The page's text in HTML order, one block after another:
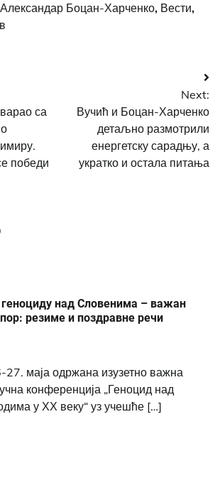
Александар Боцан-Харченко, Вести,
са
победи
Next:
Вучић и Боцан-Харченко
детаљно размотрили
енергетску сарадњу, а
укратко и остала питања
геноциду над Словенима – важан
резиме и поздравне речи
27. маја одржана изузетно важна
конференција „Геноцид над
у ХХ веку“ уз учешће […]